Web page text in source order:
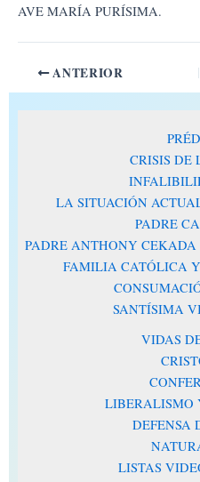
AVE MARÍA PURÍSIMA.
ANTERIOR
CRISIS DE
LA SITUACIÓN
PADRE
PADRE ANTHONY
FAMILIA CATÓLICA
SANTÍSIMA
VIDAS
LIBERALISMO
DEFENSA
LISTAS